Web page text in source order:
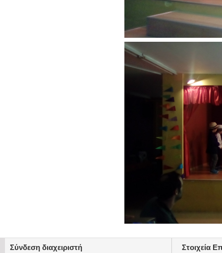
Σύνδεση διαχειριστή Στοιχεία